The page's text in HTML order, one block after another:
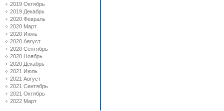
2019 Октябрь
2019 Декабрь
2020 Февраль
2020 Март
2020 Июнь
2020 Август
2020 Сентябрь
2020 Ноябрь
2020 Декабрь
2021 Июль
2021 Август
2021 Сентябрь
2021 Октябрь
2022 Март